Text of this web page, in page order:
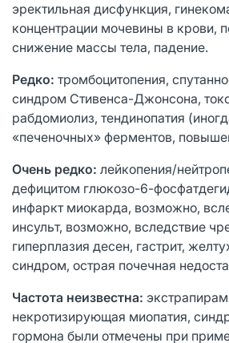
эректильная дисфункция,
концентрации мочевины в крови,
снижение массы тела, падение.
Редко: тромбоцитопения,
синдром Стивенса-Джонсона,
рабдомиолиз, тендинопатия
«печеночных» ферментов,
Очень редко: лейкопения/
дефицитом глюкозо-6-
инфаркт миокарда, возможно,
инсульт, возможно, вследствие
гиперплазия десен, гастрит,
синдром, острая почечная
Частота неизвестна:
некротизирующая миопатия,
гормона были отмечены при